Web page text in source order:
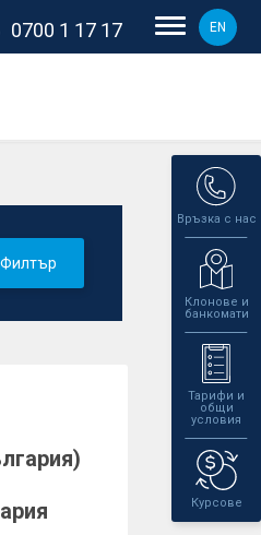
0700 1 17 17 EN
Връзка с нас
Клонове и
банкомати
Тарифи и
общи
условия
Курсове
Филтър